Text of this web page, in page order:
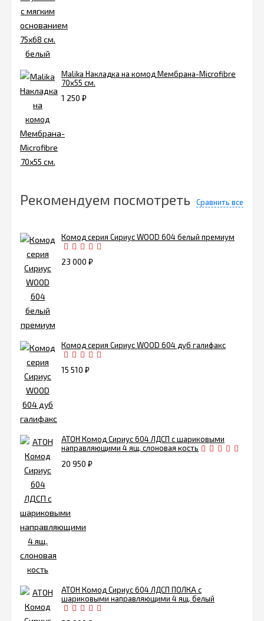
Malika Накладка на комод Мембрана-Microfibre
70х55 см.
1 250 ₽
Рекомендуем посмотреть Сравнить все
Комод серия Сириус WOOD 604 белый премиум
23 000 ₽
Комод серия Сириус WOOD 604 дуб галифакс
15 510 ₽
АТОН Комод Сириус 604 ЛДСП с шариковыми
направляющими 4 ящ. слоновая кость
20 950 ₽
АТОН Комод Сириус 604 ЛДСП ПОЛКА с
шариковыми направляющими 4 ящ. белый